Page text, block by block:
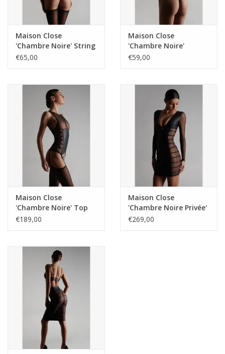
Maison Close
'Chambre Noire' String
561424
€65,00
Maison Close
'Chambre Noire'
Ministring 561414
€59,00
Maison Close
'Chambre Noire' Top
met jarretelles 561439
€189,00
Maison Close
'Chambre Noire Privée'
Jurk 561454
€269,00